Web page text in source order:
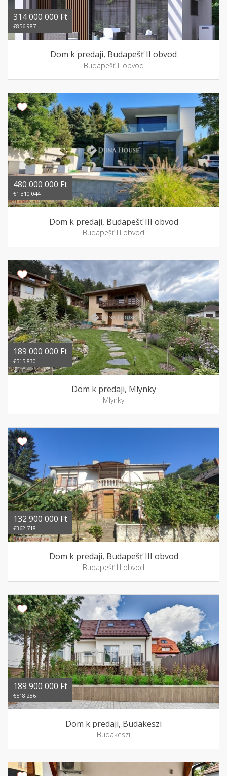
314 000 000 Ft
€856 987
Dom k predaji, Budapešť II obvod
Budapešť II obvod
480 000 000 Ft
€1 310 044
Dom k predaji, Budapešť III obvod
Budapešť III obvod
189 000 000 Ft
€515 830
Dom k predaji, Mlynky
Mlynky
132 900 000 Ft
€362 718
Dom k predaji, Budapešť III obvod
Budapešť III obvod
189 900 000 Ft
€518 286
Dom k predaji, Budakeszi
Budakeszi